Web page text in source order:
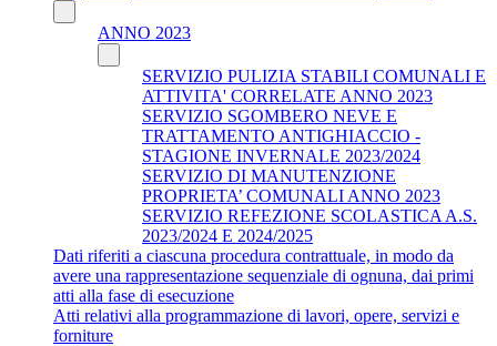
ANNO 2023
SERVIZIO PULIZIA STABILI COMUNALI E
ATTIVITA' CORRELATE ANNO 2023
SERVIZIO SGOMBERO NEVE E
TRATTAMENTO ANTIGHIACCIO -
STAGIONE INVERNALE 2023/2024
SERVIZIO DI MANUTENZIONE
PROPRIETA’ COMUNALI ANNO 2023
SERVIZIO REFEZIONE SCOLASTICA A.S.
2023/2024 E 2024/2025
Dati riferiti a ciascuna procedura contrattuale, in modo da
avere una rappresentazione sequenziale di ognuna, dai primi
atti alla fase di esecuzione
Atti relativi alla programmazione di lavori, opere, servizi e
forniture